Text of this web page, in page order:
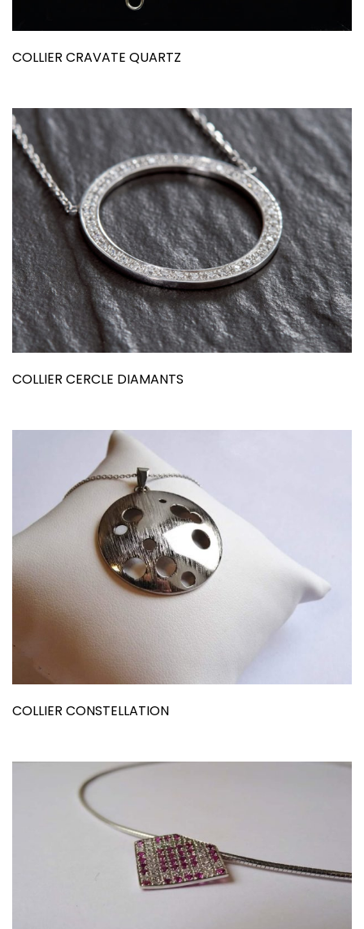
COLLIER CRAVATE QUARTZ
COLLIER CERCLE DIAMANTS
COLLIER CONSTELLATION